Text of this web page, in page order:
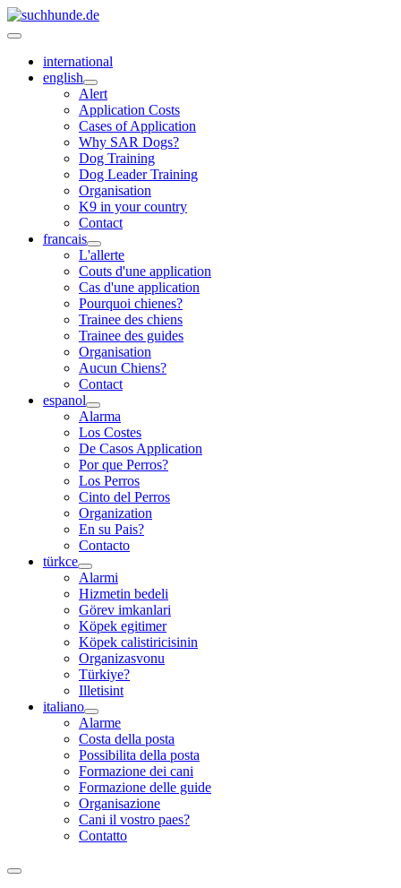
international
english
Alert
Application Costs
Cases of Application
Why SAR Dogs?
Dog Training
Dog Leader Training
Organisation
K9 in your country
Contact
francais
L'allerte
Couts d'une application
Cas d'une application
Pourquoi chienes?
Trainee des chiens
Trainee des guides
Organisation
Aucun Chiens?
Contact
espanol
Alarma
Los Costes
De Casos Application
Por que Perros?
Los Perros
Cinto del Perros
Organization
En su Pais?
Contacto
türkce
Alarmi
Hizmetin bedeli
Görev imkanlari
Köpek egitimer
Köpek calistiricisinin
Organizasvonu
Türkiye?
Illetisint
italiano
Alarme
Costa della posta
Possibilita della posta
Formazione dei cani
Formazione delle guide
Organisazione
Cani il vostro paes?
Contatto